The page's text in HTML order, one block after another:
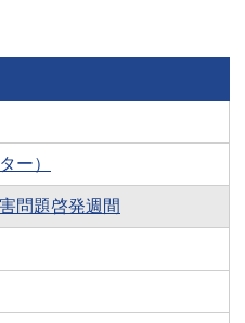
ー）
問題啓発週間